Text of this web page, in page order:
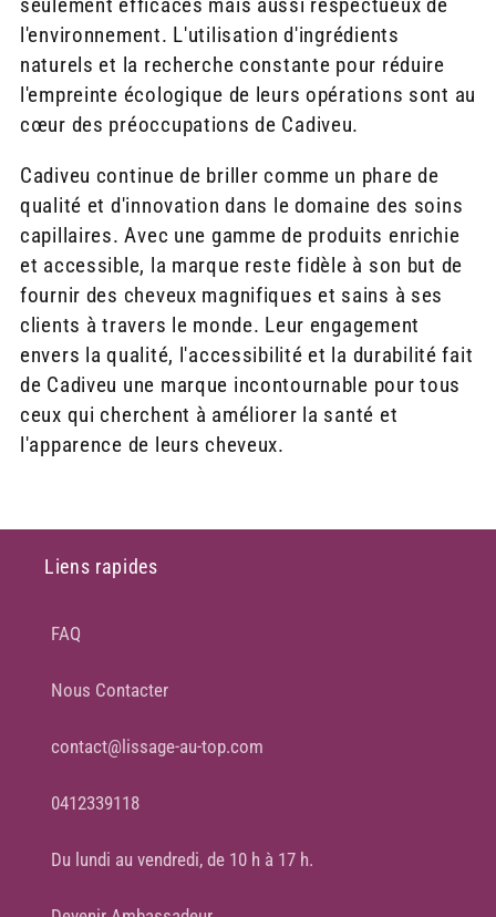
seulement efficaces mais aussi respectueux de
l'environnement. L'utilisation d'ingrédients
naturels et la recherche constante pour réduire
l'empreinte écologique de leurs opérations sont au
cœur des préoccupations de Cadiveu.
Cadiveu continue de briller comme un phare de
qualité et d'innovation dans le domaine des soins
capillaires. Avec une gamme de produits enrichie
et accessible, la marque reste fidèle à son but de
fournir des cheveux magnifiques et sains à ses
clients à travers le monde. Leur engagement
envers la qualité, l'accessibilité et la durabilité fait
de Cadiveu une marque incontournable pour tous
ceux qui cherchent à améliorer la santé et
l'apparence de leurs cheveux.
Liens rapides
FAQ
Nous Contacter
contact@lissage-au-top.com
0412339118
Du lundi au vendredi, de 10 h à 17 h.